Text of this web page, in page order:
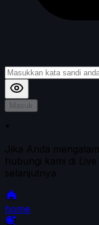
Masuk
*
Jika Anda
hubungi kami di
selanjutnya
home